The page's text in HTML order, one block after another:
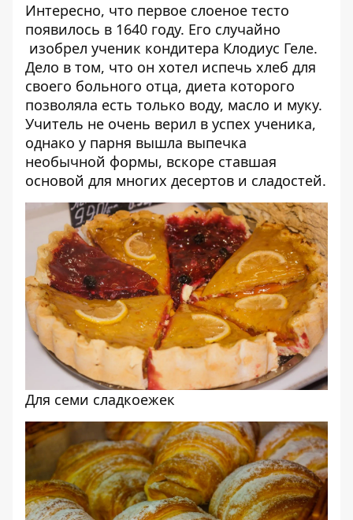
Интересно, что первое слоеное тесто
появилось в 1640 году. Его случайно
изобрел ученик кондитера Клодиус Геле.
Дело в том, что он хотел испечь хлеб для
своего больного отца, диета которого
позволяла есть только воду, масло и муку.
Учитель не очень верил в успех ученика,
однако у парня вышла выпечка
необычной формы, вскоре ставшая
основой для многих десертов и сладостей.
Для семи сладкоежек